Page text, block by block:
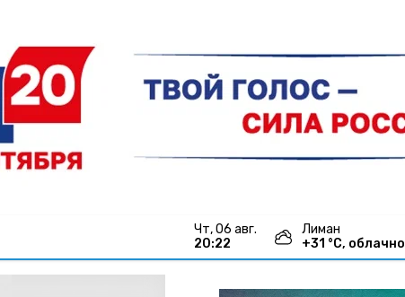
чт, 06 авг.
20:22
Лиман
+31 °С, облачно